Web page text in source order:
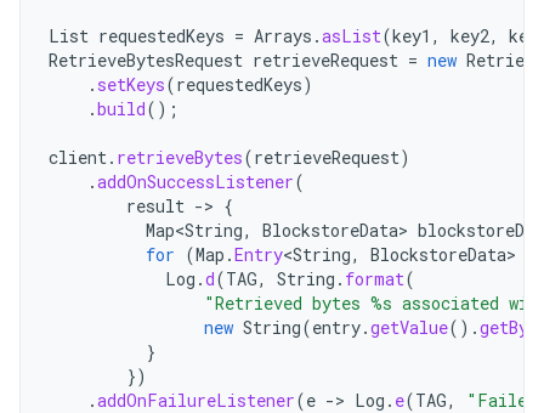
List requestedKeys = Arrays .asList(key1 , key2,
RetrieveBytesRequest retrieveRequest = new
. setKeys(requestedKeys)
.build();
client. retrieveBytes(retrieveRequest)
.addOnSuccessListener(
result -> {
Map<String, BlockstoreData>
for (Map .Entry<String, BlockstoreData>
Log .d(TAG, String . format(
"Retrieved bytes %s associated
new String(entry.getValue().
}
})
.addOnFailureListener(e -> Log . e(TAG,